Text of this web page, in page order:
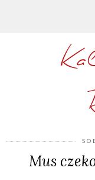
Mus